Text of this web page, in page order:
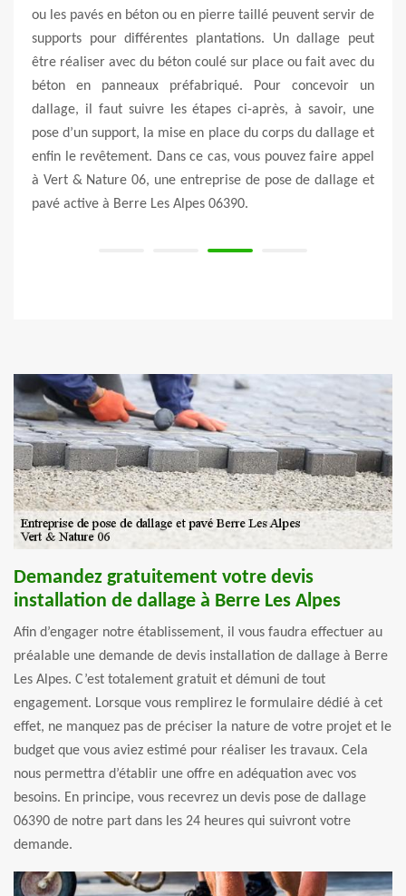
ou les pavés en béton ou en pierre taillé peuvent servir de
supports pour différentes plantations. Un dallage peut
être réaliser avec du béton coulé sur place ou fait avec du
béton en panneaux préfabriqué. Pour concevoir un
dallage, il faut suivre les étapes ci-après, à savoir, une
pose d’un support, la mise en place du corps du dallage et
enfin le revêtement. Dans ce cas, vous pouvez faire appel
à Vert & Nature 06, une entreprise de pose de dallage et
pavé active à Berre Les Alpes 06390.
Demandez gratuitement votre devis
installation de dallage à Berre Les Alpes
Afin d’engager notre établissement, il vous faudra effectuer au
préalable une demande de devis installation de dallage à Berre
Les Alpes. C’est totalement gratuit et démuni de tout
engagement. Lorsque vous remplirez le formulaire dédié à cet
effet, ne manquez pas de préciser la nature de votre projet et le
budget que vous aviez estimé pour réaliser les travaux. Cela
nous permettra d’établir une offre en adéquation avec vos
besoins. En principe, vous recevrez un devis pose de dallage
06390 de notre part dans les 24 heures qui suivront votre
demande.